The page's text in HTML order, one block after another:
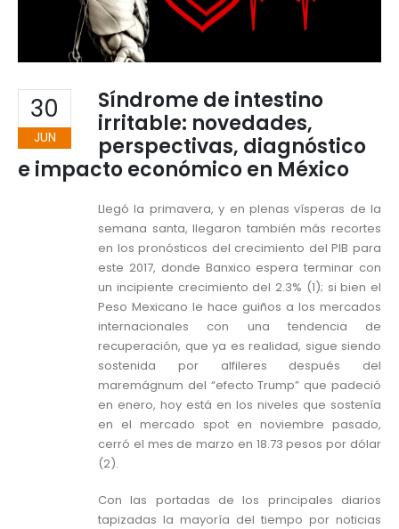
30
JUN
Síndrome de intestino
irritable: novedades,
perspectivas, diagnóstico
e impacto económico en México
Llegó la primavera, y en plenas vísperas de la
semana santa, llegaron también más recortes
en los pronósticos del crecimiento del PIB para
este 2017, donde Banxico espera terminar con
un incipiente crecimiento del 2.3% (1); si bien el
Peso Mexicano le hace guiños a los mercados
internacionales con una tendencia de
recuperación, que ya es realidad, sigue siendo
sostenida por alfileres después del
maremágnum del “efecto Trump” que padeció
en enero, hoy está en los niveles que sostenía
en el mercado spot en noviembre pasado,
cerró el mes de marzo en 18.73 pesos por dólar
(2).
Con las portadas de los principales diarios
tapizadas la mayoría del tiempo por noticias